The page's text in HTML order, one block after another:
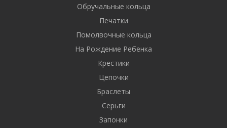
Обручальные кольца
Печатки
Помолвочные кольца
На Рождение Ребенка
Крестики
Цепочки
Браслеты
Серьги
Запонки